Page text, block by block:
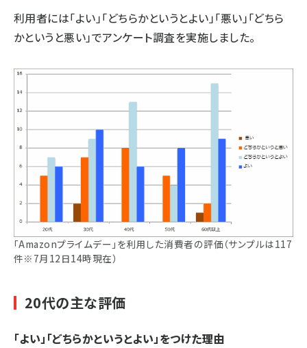
利用者には「よい」「どちらかというとよい」「悪い」「どちら
かというと悪い」でアンケート調査を実施しました。
「Amazonプライムデー」を利用した消費者の評価（サンプルは117
件※7月12日14時現在）
20代の主な評価
「よい」「どちらかというとよい」をつけた理由